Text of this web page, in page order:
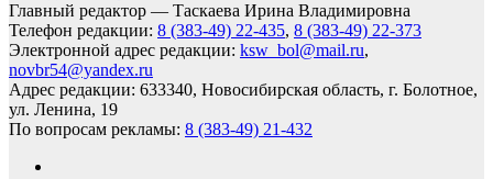
Главный редактор — Таскаева Ирина Владимировна
Телефон редакции: 8 (383-49) 22-435, 8 (383-49) 22-373
Электронной адрес редакции: ksw_bol@mail.ru,
novbr54@yandex.ru
Адрес редакции: 633340, Новосибирская область, г. Болотное,
ул. Ленина, 19
По вопросам рекламы: 8 (383-49) 21-432